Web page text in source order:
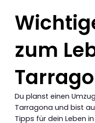
zum
Du planst einen
Tarragona und bist
Tipps für dein Leben